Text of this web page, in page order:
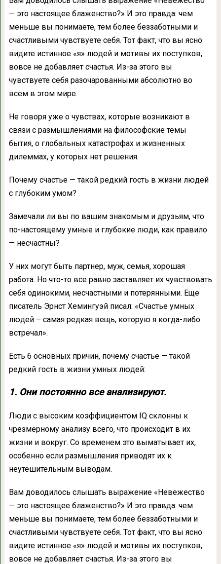
— это настоящее блаженство?» И это правда: чем
меньше вы понимаете, тем более беззаботными и
счастливыми чувствуете себя. Тот факт, что вы ясно
видите истинное «я» людей и мотивы их поступков,
вовсе не добавляет счастья. Из-за этого вы
чувствуете себя разочарованными абсолютно во
всем в этом мире.
Не говоря уже о чувствах, которые возникают в
связи с размышлениями на философские темы
бытия, о глобальных катастрофах и жизненных
дилеммах, у которых нет решения.
Почему счастье — такой редкий гость в жизни людей
с глубоким умом?
Замечали ли вы по вашим знакомым и друзьям, что
по-настоящему умные и глубокие люди, как правило
— несчастны?
У них могут быть партнер, муж, семья, хорошая
работа. Но что-то все равно заставляет их чувствовать
себя одинокими, несчастными и потерянными. Еще
писатель Эрнст Хемингуэй писал: «Счастье умных
людей – самая редкая вещь, которую я когда-либо
встречал».
Есть 6 основных причин, почему счастье — такой
редкий гость в жизни умных людей:
1. Они постоянно все анализируют.
Люди с высоким коэффициентом IQ склонны к
чрезмерному анализу всего, что происходит в их
жизни и вокруг. Со временем это выматывает их,
особенно если размышления приводят их к
неутешительным выводам.
Вам доводилось слышать выражение «Невежество
— это настоящее блаженство?» И это правда: чем
меньше вы понимаете, тем более беззаботными и
счастливыми чувствуете себя. Тот факт, что вы ясно
видите истинное «я» людей и мотивы их поступков,
вовсе не добавляет счастья. Из-за этого вы